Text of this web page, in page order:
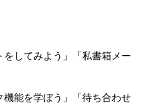
してみよう」「私書箱メー
能を学ぼう」「待ち合わせ